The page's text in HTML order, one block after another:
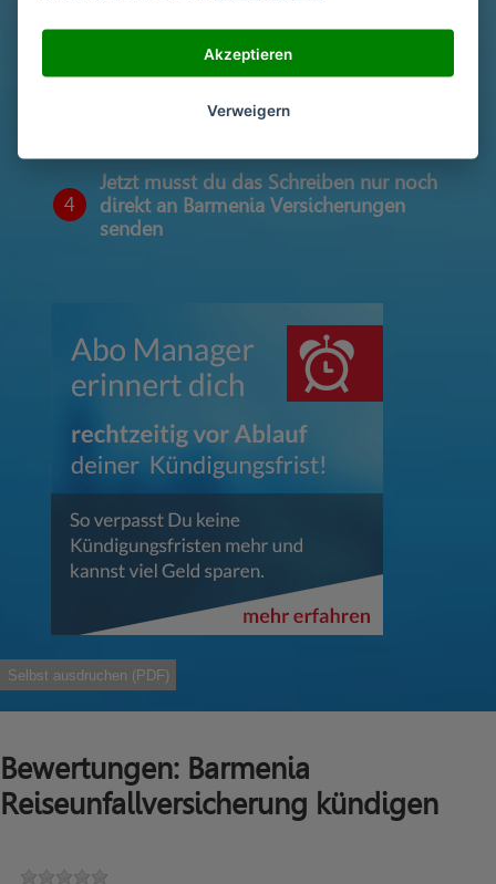
3
Unterschriebe das Schreiben mit deinem
4
Jetzt musst du das Schreiben nur noch
direkt an Barmenia Versicherungen
senden
Selbst ausdruchen (PDF)
Bewertungen: Barmenia
Reiseunfallversicherung kündigen
Akzeptieren
Verweigern